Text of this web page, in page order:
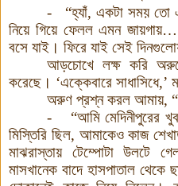
-
“হ্যাঁ,একটা সময় তো
নিয়ে গিয়ে ফেলল এমন জায়গায়…
বসে যাই । ফিরে যাই সেই
আড়চোখে লক্ষ করি
করেছে । ‘এক্কেবারে সাধাসিধে,’
অরুণ প্রশ্ন করল আমায়, “
-
“আমি মেদিনীপুরের
মিস্তিরি ছিল, আমাকেও কাজ
মাঝরাস্তায় টেম্পোটা উলটে
মাসখানেক বাদে হাসপাতাল থেকে